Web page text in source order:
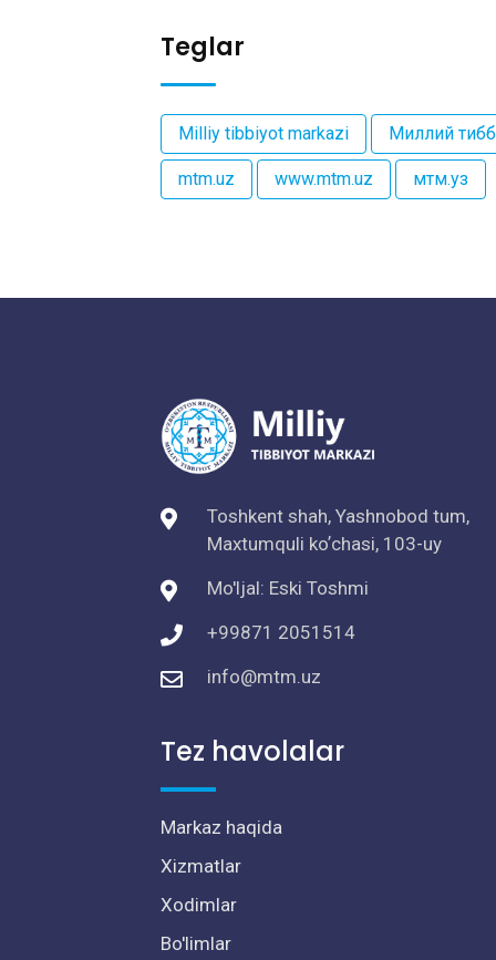
Teglar
Milliy tibbiyot markazi Миллий
mtm.uz www.mtm.uz мтм.уз
Toshkent shah, Yashnobod tum,
Maxtumquli koʼchasi, 103-uy
Mo'ljal: Eski Toshmi
+99871 2051514
info@mtm.uz
Tez havolalar
Markaz haqida
Xizmatlar
Xodimlar
Bo'limlar